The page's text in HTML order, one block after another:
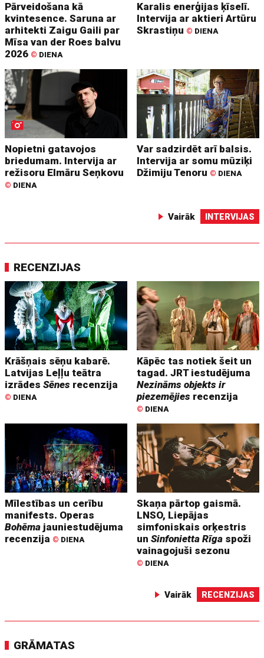
Pārveidošana kā
kvintesence. Saruna ar
arhitekti Zaigu Gaili par
Mīsa van der Roes balvu
2026 © DIENA
Karalis enerģijas ķīselī.
Intervija ar aktieri Artūru
Skrastiņu © DIENA
Nopietni gatavojos
briedumam. Intervija ar
režisoru Elmāru Seņkovu
© DIENA
Var sadzirdēt arī balsis.
Intervija ar somu mūziķi
Džimiju Tenoru © DIENA
Vairāk INTERVIJAS
RECENZIJAS
Krāšņais sēņu kabarē.
Latvijas Leļļu teātra
izrādesSēnes recenzija
© DIENA
Kāpēc tas notiek šeit un
tagad. JRT iestudējuma
Nezināms objekts ir
piezemējies recenzija
© DIENA
Mīlestības un cerību
manifests. Operas
Bohēma jauniestudējuma
recenzija © DIENA
Skaņa pārtop gaismā.
LNSO, Liepājas
simfoniskais orķestris
unSinfonietta Rīga spoži
vainagojuši sezonu
© DIENA
Vairāk RECENZIJAS
GRĀMATAS